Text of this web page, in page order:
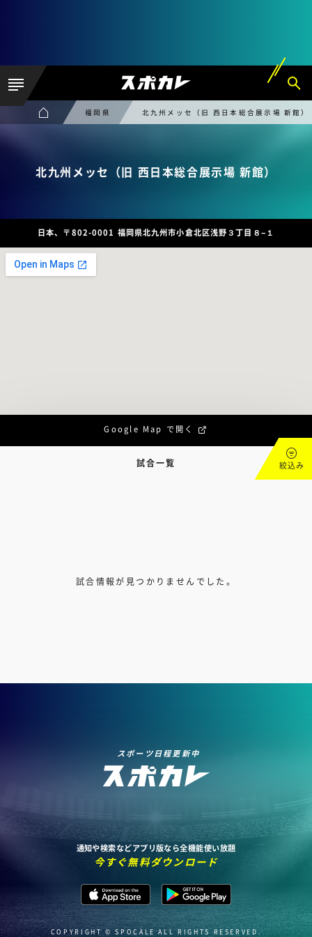
福岡県 北九州メッセ（旧 西日本総合展示場 新館）
北九州メッセ（旧 西日本総合展示場 新館）
日本、〒802-0001 福岡県北九州市小倉北区浅野３丁目８−１
Google Map で開く
試合一覧 絞込み
試合情報が見つかりませんでした。
スポーツ日程更新中
通知や検索などアプリ版なら全機能使い放題
今すぐ無料ダウンロード
COPYRIGHT © SPOCALE ALL RIGHTS RESERVED.